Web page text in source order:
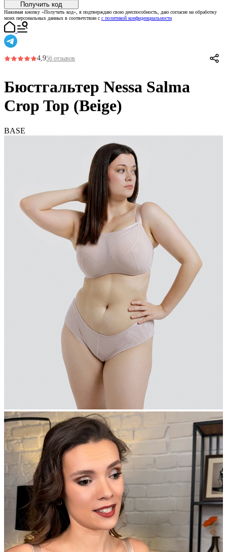
Получить код
Нажимая кнопку «Получить код», я подтверждаю свою дееспособность, даю согласие на обработку
моих персональных данных в соответствии с с политикой конфиденциальности
4,956 отзывов
Бюстгальтер Nessa Salma
Crop Top (Beige)
BASE